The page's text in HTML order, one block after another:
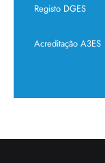
Registo DGES
Acreditação A3ES